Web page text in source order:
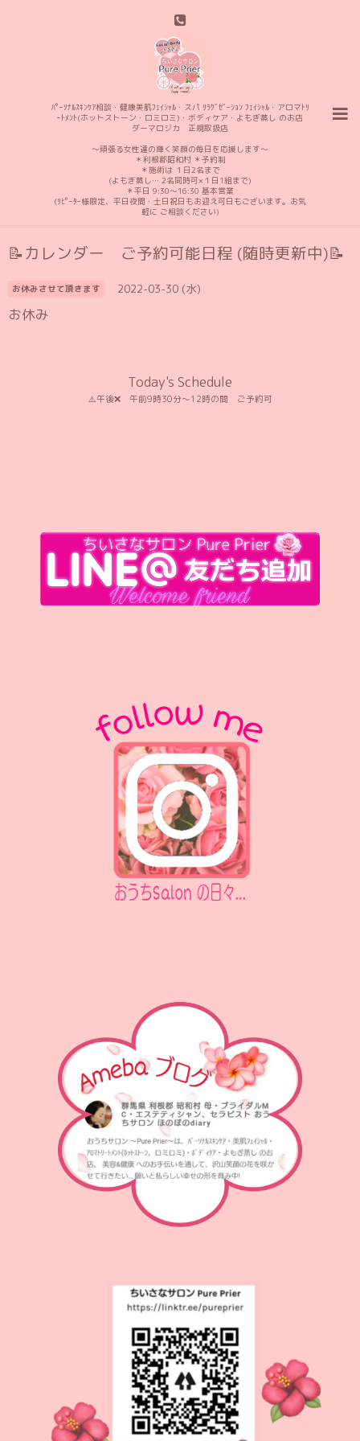
ﾊﾟｰｿﾅﾙｽｷﾝｹｱ相談・健康美肌ﾌｪｲｼｬﾙ・スパ ﾘﾗｸﾞｾﾞｰｼｮﾝ ﾌｪｲｼｬﾙ・アロマﾄﾘ
ｰﾄﾒﾝﾄ(ホットストーン・ロミロミ)・ボディケア・よもぎ蒸し のお店
ダーマロジカ 正規取扱店
〜頑張る女性達の輝く笑顔の毎日を応援します〜
＊利根郡昭和村 ＊予約制
＊施術は １日2名まで
(よもぎ蒸し… 2名同時可×１日1組まで)
＊平日 9:30〜16:30 基本営業
(ﾘﾋﾟｰﾀｰ様限定、平日夜間・土日祝日もお迎え可日もございます。お気
軽に ご相談ください)
📝カレンダー ご予約可能日程 (随時更新中)📝
お休みさせて頂きます 2022-03-30 (水)
お休み
Today's Schedule
⚠️午後❌️ 午前9時30分〜12時の間 ご予約可